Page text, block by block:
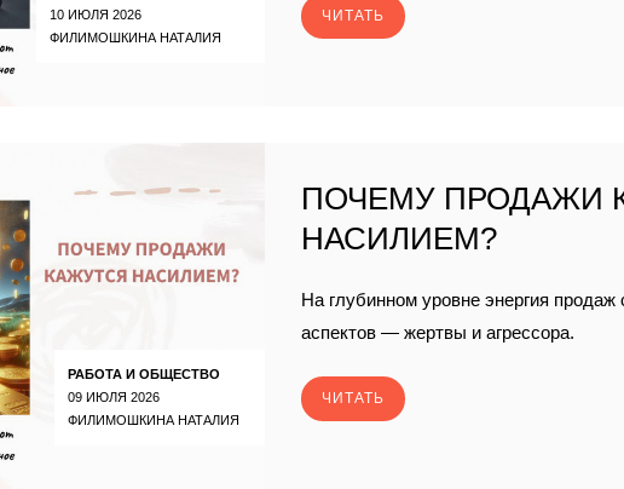
10 ИЮЛЯ 2026
ФИЛИМОШКИНА НАТАЛИЯ
ЧИТАТЬ
РАБОТА И ОБЩЕСТВО
09 ИЮЛЯ 2026
ФИЛИМОШКИНА НАТАЛИЯ
ПОЧЕМУ ПРОДАЖИ
НАСИЛИЕМ?
На глубинном уровне энергия продаж
аспектов — жертвы и агрессора.
ЧИТАТЬ